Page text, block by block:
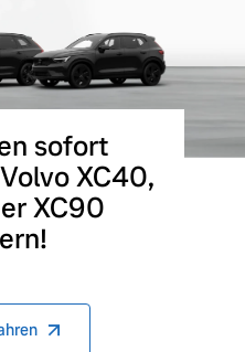
sofort
XC40,
XC90